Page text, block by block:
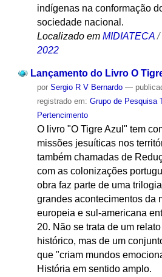
indígenas na conformação
sociedade nacional.
Localizado em MIDIATECA /
2022
Lançamento do Livro O
por Sergio R V Bernardo —
registrado em: Grupo de Pesquisa
Pertencimento
O livro "O Tigre Azul" tem
missões jesuíticas nos
também chamadas de
com as colonizações
obra faz parte de uma
grandes acontecimentos da
europeia e sul-americana
20. Não se trata de um
histórico, mas de um
que "criam mundos
História em sentido amplo.